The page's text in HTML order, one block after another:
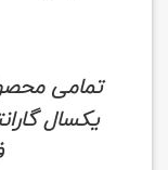
تمامی
یکسال